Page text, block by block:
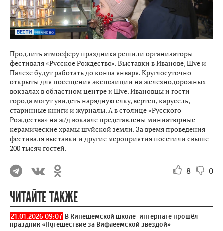
Продлить атмосферу праздника решили организаторы
фестиваля «Русское Рождество». Выставки в Иванове, Шуе и
Палехе будут работать до конца января. Круглосуточно
открыты для посещения экспозиции на железнодорожных
вокзалах в областном центре и Шуе. Ивановцы и гости
города могут увидеть нарядную елку, вертеп, карусель,
старинные книги и журналы. А в столице «Русского
Рождества» на ж/д вокзале представлены миниатюрные
керамические храмы шуйской земли. За время проведения
фестиваля выставки и другие мероприятия посетили свыше
200 тысяч гостей.
8 0
ЧИТАЙТЕ ТАКЖЕ
21.01.2026 09:07 В Кинешемской школе-интернате прошёл
праздник «Путешествие за Вифлеемской звездой»